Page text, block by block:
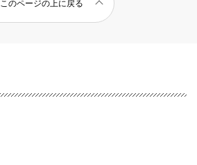
このページの上に戻る